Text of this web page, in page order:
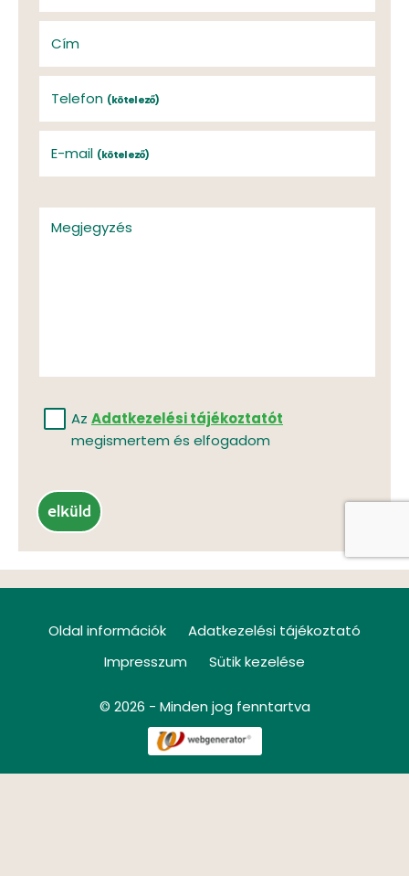
Cím
Telefon (kötelező)
E-mail (kötelező)
Megjegyzés
Az Adatkezelési tájékoztatót
megismertem és elfogadom
elküld
© 2026 - Minden jog fenntartva
Oldal információk
Adatkezelési tájékoztató
Impresszum
Sütik kezelése